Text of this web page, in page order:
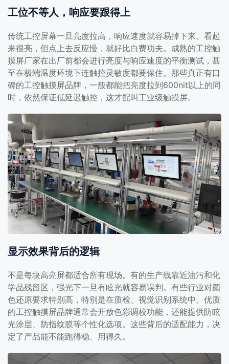
工位不等人，响应要跟得上
传统工控屏幕一旦亮度拉高，响应速度就容易掉下来。看起
来很亮，但点上去反应慢，就好比白费功夫。成熟的工控触
摸屏厂家在出厂前都会进行亮度与响应速度的平衡测试，甚
至在极端温度环境下连触控灵敏度都要保住。那些真正有口
碑的工控触摸屏品牌，一般都能把亮度拉到600nit以上的同
时，依然保证低延迟触控，这才配叫工业级触摸屏。
显示效果背后的逻辑
不是每块高亮屏都适合所有现场。有的生产线靠近油污和化
学品残留区，强光下一旦有眩光就容易误判。有些行业对颜
色还原要求特别高，特别是在质检、视觉识别系统中。优质
的工控触摸屏品牌通常会开放色彩调校功能，还能提供防眩
光涂层、防指纹膜等个性化选项。这些背后的适配能力，决
定了产品能不能跑得稳、用得久。